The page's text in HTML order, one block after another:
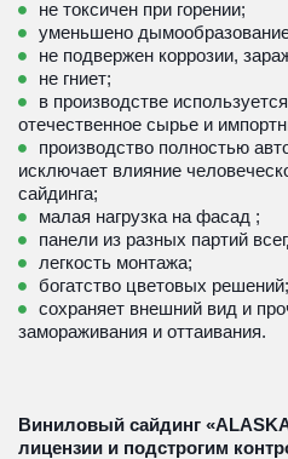
не токсичен при горении;
уменьшено
не подвержен коррозии,
не гниет;
в производстве
отечественное сырье и
производство полностью
исключает влияние
сайдинга;
малая нагрузка на фасад ;
панели из разных партий
легкость монтажа;
богатство цветовых решений;
сохраняет внешний вид и
замораживания и оттаивания.
Виниловый сайдинг
лицензии и подстрогим